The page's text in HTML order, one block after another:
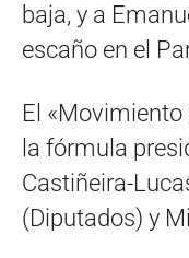
baja, y a
escaño en el
El
la fórmula
Castiñeira-
(Diputados) y